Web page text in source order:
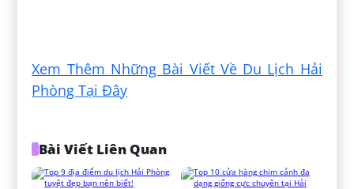
Xem Thêm Những Bài Viết Về Du Lịch Hải
Phòng Tại Đây
Bài Viết Liên Quan